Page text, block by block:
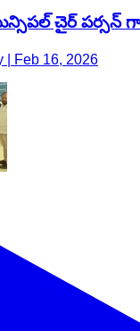
చైర్ పర్సన్ గా
| Feb 16, 2026